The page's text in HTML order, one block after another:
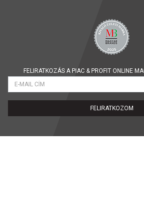
FELIRATKOZÁS A PIAC & PROFIT ONLINE
FELIRATKOZOM